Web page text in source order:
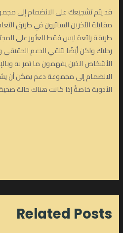
قد يتم تشجيعك على الانضمام إلى
مقابلة الآخرين السائرون في طريق
طريقة رائعة ليس فقط للعثور على
رحلتك ولكن أيضًا لتلقي الدعم
الأشخاص الذين يفهمون ما تمر به
الانضمام إلى مجموعة دعم يمكن أن
الأدوية خاصةً إذا كانت هناك حالة
Related Posts